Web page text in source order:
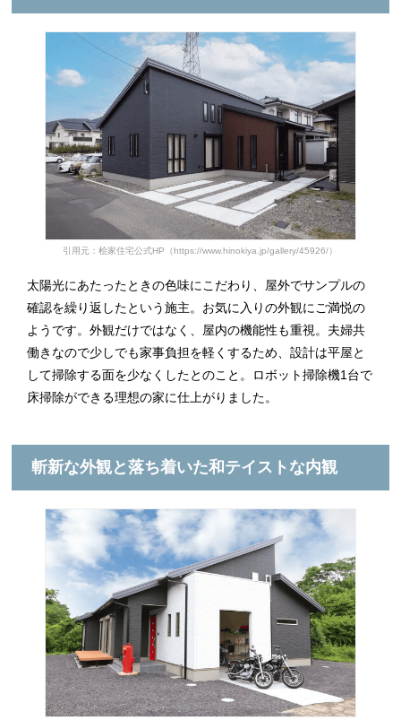
引用元：桧家住宅公式HP（https://www.hinokiya.jp/gallery/45926/）
太陽光にあたったときの色味にこだわり、屋外でサンプルの
確認を繰り返したという施主。お気に入りの外観にご満悦の
ようです。外観だけではなく、屋内の機能性も重視。夫婦共
働きなので少しでも家事負担を軽くするため、設計は平屋と
して掃除する面を少なくしたとのこと。ロボット掃除機1台で
床掃除ができる理想の家に仕上がりました。
斬新な外観と落ち着いた和テイストな内観